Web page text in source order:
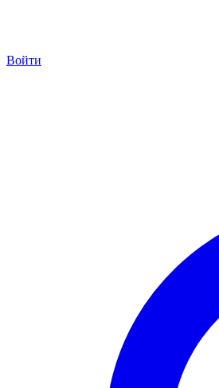
Войти